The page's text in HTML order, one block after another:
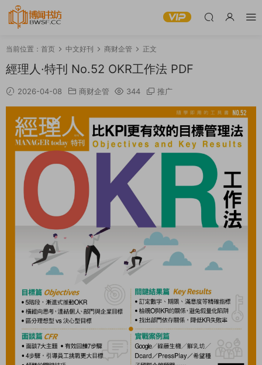
当前位置： 首页 中文好刊 商财企管 正文
經理人·特刊 No.52 OKR工作法 PDF
2026-04-08 商财企管 344 推广